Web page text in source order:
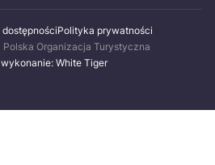
Polityka prywatności
Organizacja Turystyczna
White Tiger